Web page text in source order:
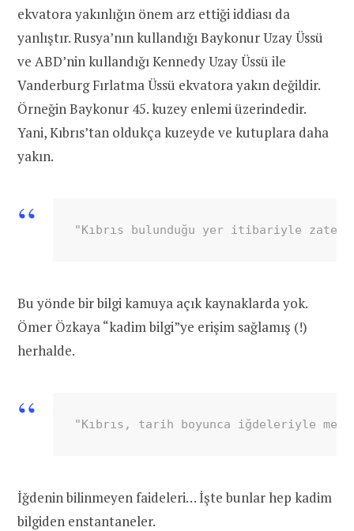
ekvatora yakınlığın önem arz ettiği iddiası da
yanlıştır. Rusya’nın kullandığı Baykonur Uzay Üssü
ve ABD’nin kullandığı Kennedy Uzay Üssü ile
Vanderburg Fırlatma Üssü ekvatora yakın değildir.
Örneğin Baykonur 45. kuzey enlemi üzerindedir.
Yani, Kıbrıs’tan oldukça kuzeyde ve kutuplara daha
yakın.
"Kıbrıs bulunduğu yer itibariyle zaten
Bu yönde bir bilgi kamuya açık kaynaklarda yok.
Ömer Özkaya “kadim bilgi”ye erişim sağlamış (!)
herhalde.
"Kıbrıs, tarih boyunca iğdeleriyle
İğdenin bilinmeyen faideleri… İşte bunlar hep kadim
bilgiden enstantaneler.